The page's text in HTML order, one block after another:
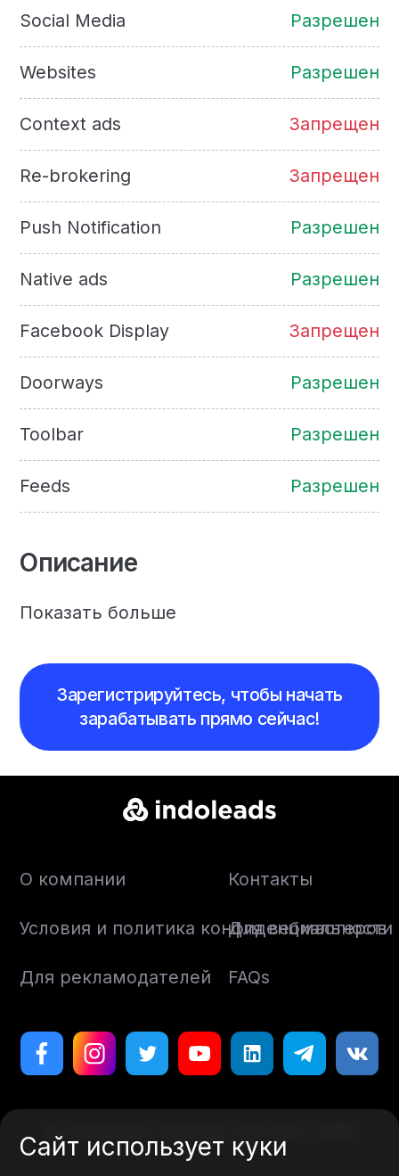
Сайт использует куки
Social Media Разрешен
Websites Разрешен
Context ads Запрещен
Re-brokering Запрещен
Push Notification Разрешен
Native ads Разрешен
Facebook Display Запрещен
Doorways Разрешен
Toolbar Разрешен
Feeds Разрешен
Описание
Показать больше
Зарегистрируйтесь, чтобы начать
зарабатывать прямо сейчас!
О компании Контакты
Условия и политика конфиденциальности
Для вебмастеров
Для рекламодателей FAQs
© Indoleads Holdings Sdn Bhd, 2026